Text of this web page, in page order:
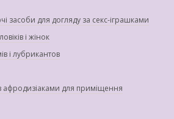
засоби для догляду за секс-іграшками
і жінок
і лубрикантов
афродизіаками для приміщення